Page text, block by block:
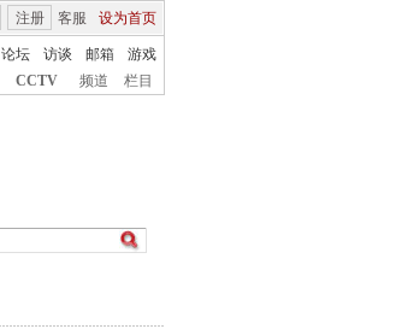
客服 设为首页
注册
论坛 访谈 邮箱
游戏
CCTV 频道 栏目